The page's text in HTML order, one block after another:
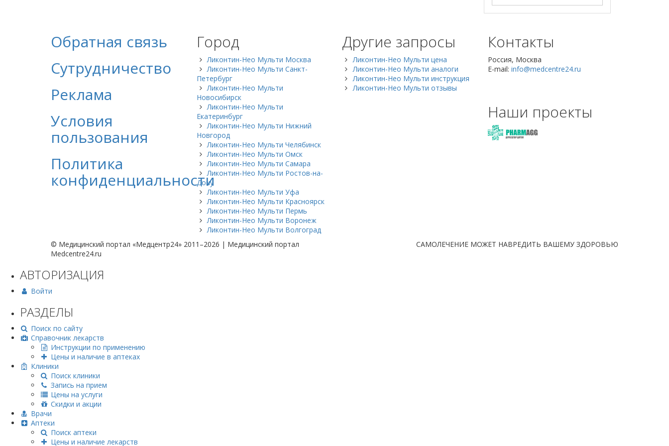
Обратная связь
Сутрудничество
Реклама
Условия
пользования
Политика
конфиденциальности
Город
Ликонтин-Нео Мульти Москва
Ликонтин-Нео Мульти Санкт-
Петербург
Ликонтин-Нео Мульти
Новосибирск
Ликонтин-Нео Мульти
Екатеринбург
Ликонтин-Нео Мульти Нижний
Новгород
Ликонтин-Нео Мульти Челябинск
Ликонтин-Нео Мульти Омск
Ликонтин-Нео Мульти Самара
Ликонтин-Нео Мульти Ростов-на-
Дону
Ликонтин-Нео Мульти Уфа
Ликонтин-Нео Мульти Красноярск
Ликонтин-Нео Мульти Пермь
Ликонтин-Нео Мульти Воронеж
Ликонтин-Нео Мульти Волгоград
Другие запросы
Ликонтин-Нео Мульти цена
Ликонтин-Нео Мульти аналоги
Ликонтин-Нео Мульти инструкция
Ликонтин-Нео Мульти отзывы
Контакты
Россия, Москва
E-mail: info@medcentre24.ru
Наши проекты
© Медицинский портал «Медцентр24» 2011–2026 | Медицинский портал
Medcentre24.ru
САМОЛЕЧЕНИЕ МОЖЕТ НАВРЕДИТЬ ВАШЕМУ ЗДОРОВЬЮ
АВТОРИЗАЦИЯ
Войти
РАЗДЕЛЫ
Поиск по сайту
Справочник лекарств
Инструкции по применению
Цены и наличие в аптеках
Клиники
Поиск клиники
Запись на прием
Цены на услуги
Скидки и акции
Врачи
Аптеки
Поиск аптеки
Цены и наличие лекарств